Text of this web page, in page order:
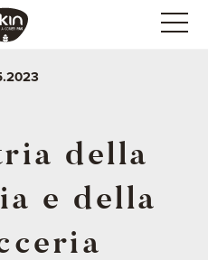
della
e della